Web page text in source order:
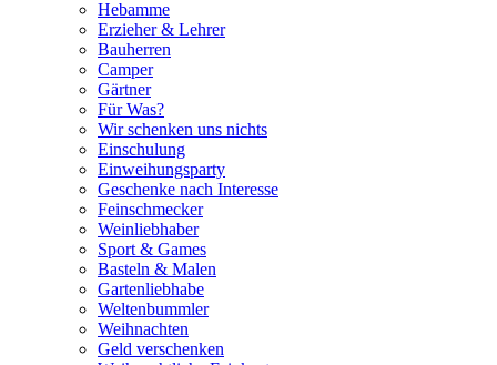
Hebamme
Erzieher & Lehrer
Bauherren
Camper
Gärtner
Für Was?
Wir schenken uns nichts
Einschulung
Einweihungsparty
Geschenke nach Interesse
Feinschmecker
Weinliebhaber
Sport & Games
Basteln & Malen
Gartenliebhabe
Weltenbummler
Weihnachten
Geld verschenken